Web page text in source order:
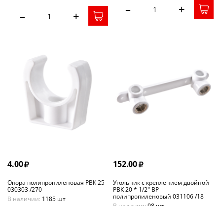
– + – +
4.00
Опора полипропиленовая РВК 25
030303 /270
В наличии: 1185 шт
152.00
Угольник с креплением двойной
РВК 20 * 1/2" ВР
полипропиленовый 031106 /18